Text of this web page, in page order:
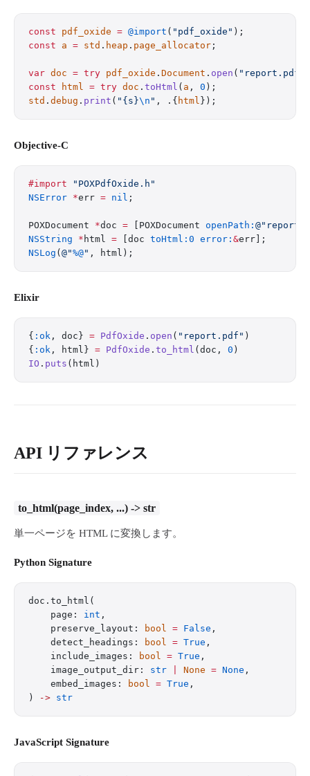
const pdf_oxide = @import ( "pdf_oxide" );
const a = std . heap . page_allocator ;
var doc = try pdf_oxide . Document . open ( "report.pdf"
const html = try doc . toHtml ( a , 0 );
std . debug . print ( "{s}\n " , .{ html });
Objective-C
#import "POXPdfOxide.h"
NSError *err = nil ;
POXDocument *doc = [POXDocument openPath:
NSString * html = [doc toHtml:0 error: &err];
NSLog ( @"%@" , html);
Elixir
{ :ok , doc} = PdfOxide . open ( "report.pdf" )
{ :ok , html} = PdfOxide . to_html (doc, 0 )
IO . puts (html)
API リファレンス
to_html(page_index, ...) -> str
単一ページを HTML に変換します。
Python Signature
doc.to_html(
    page:
int ,
    preserve_layout:
bool = False ,
    detect_headings:
bool = True ,
    include_images:
bool = True ,
    image_output_dir:
str None = None ,
    embed_images:
bool = True ,
)
-> str
JavaScript Signature